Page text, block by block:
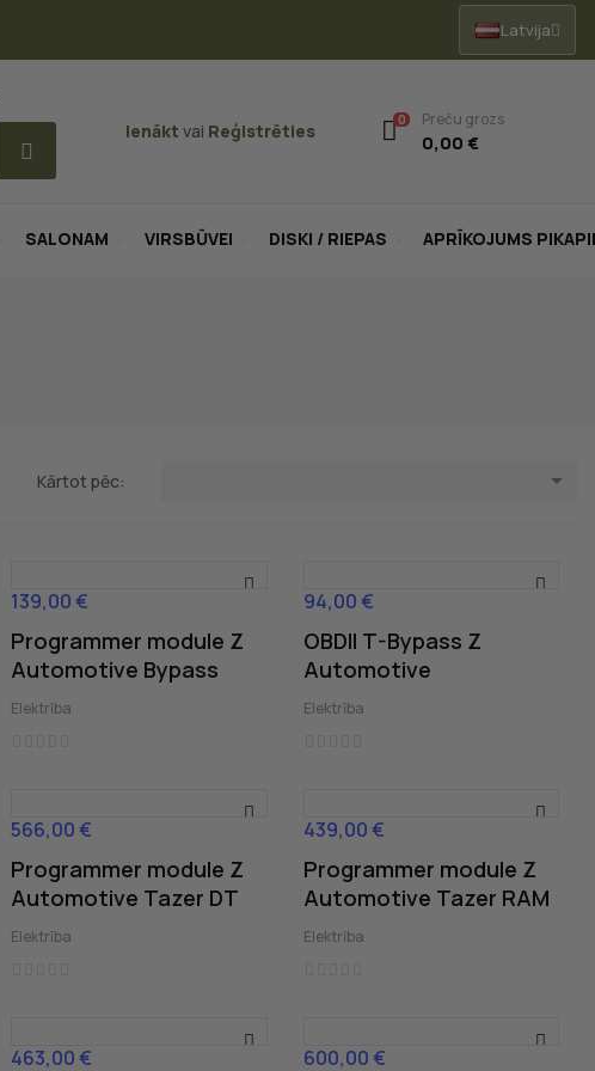
Latvija
Ienākt vai Reģistrēties
0 Preču grozs
0,00 €
SALONAM VIRSBŪVEI DISKI / RIEPAS APRĪKOJUMS
Kārtot pēc: 
Cena
139,00 €
Programmer module Z
Automotive Bypass
Elektrība
Cena
94,00 €
OBDII T-Bypass Z
Automotive
Elektrība
Cena
566,00 €
Programmer module Z
Automotive Tazer DT
Elektrība
Cena
439,00 €
Programmer module Z
Automotive Tazer RAM
Elektrība
Cena
463,00 € Cena
600,00 €